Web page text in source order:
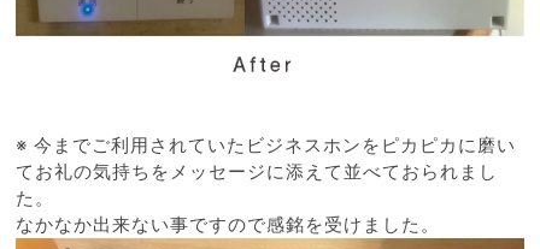
※ 今までご利用されていたビジネスホンをピカピカに磨い
てお礼の気持ちをメッセージに添えて並べておられまし
た。
なかなか出来ない事ですので感銘を受けました。